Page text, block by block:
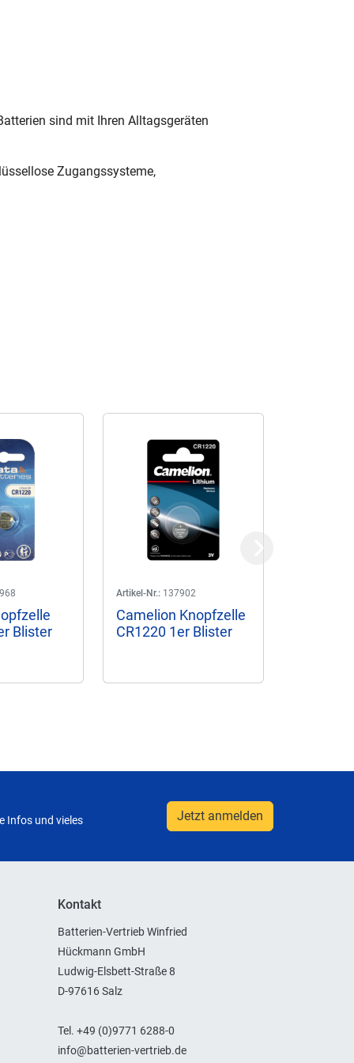
sind mit Ihren Alltagsgeräten
Zugangssysteme,
Blister
Artikel-Nr.: 137902
Camelion Knopfzelle
CR1220 1er Blister
Infos und vieles Jetzt anmelden
Kontakt
Batterien-Vertrieb Winfried
Hückmann GmbH
Ludwig-Elsbett-Straße 8
D-97616 Salz
Tel. +49 (0)9771 6288-0
info@batterien-vertrieb.de